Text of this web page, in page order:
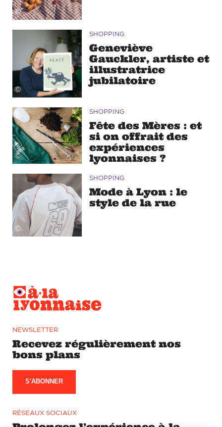
©
©
SHOPPING
Geneviève
Gauckler, artiste et
illustratrice
jubilatoire
©
SHOPPING
Fête des Mères : et
si on offrait des
expériences
lyonnaises ?
©
SHOPPING
Mode à Lyon : le
style de la rue
NEWSLETTER
Recevez régulièrement nos
bons plans
S'ABONNER
RÉSEAUX SOCIAUX